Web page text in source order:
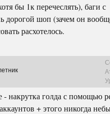
бы 1к перечеслять), баги с
дорогой шоп (зачем он
расхотелось.
- накрутка голда с помощью
+ этого никогда